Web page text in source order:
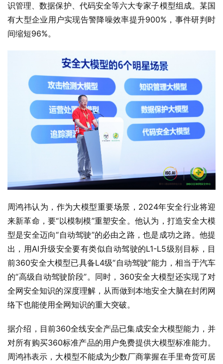
识管理、数据保护、代码安全等六大专家子模型组成。某国
有大型企业用户实现告警降噪效率提升900%，事件研判时
间缩短96%。
周鸿祎认为，作为大模型重要场景，2024年安全行业将迎
来新革命，要“以模制模”重塑安全。他认为，打造安全大模
型是安全迈向“自动驾驶”的必由之路，也是成功之路。他提
出，用AI升级安全要有类似自动驾驶的L1-L5级别目标，目
前360安全大模型已具备L4级“自动驾驶”能力，相当于汽车
的“高级自动驾驶阶段”。同时，360安全大模型还实现了对
全网安全知识的深度理解，从而做到本地安全大脑在封闭网
络下也能使用全网知识的重大突破。
据介绍，目前360全线安全产品已集成安全大模型能力，并
对所有购买360标准产品的用户免费提供大模型标准能力。
周鸿祎表示，大模型不能成为少数厂商掌握在手里奇货可居